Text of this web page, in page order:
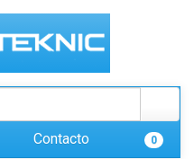
Contacto 0